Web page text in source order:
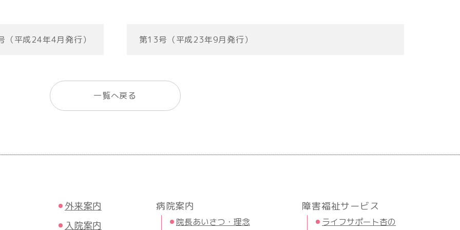
（平成24年4月発行） 第13号（平成23年9月発行）
一覧へ戻る
外来案内
入院案内
病院案内
院長あいさつ・理念
障害福祉サービス
ライフサポート杏の